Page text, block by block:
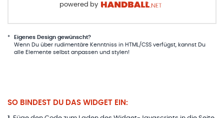
powered by
*
Eigenes Design gewünscht?
Wenn Du über rudimentäre Kenntniss in HTML/CSS verfügst, kannst Du
alle Elemente selbst anpassen und stylen!
SO BINDEST DU DAS WIDGET EIN: